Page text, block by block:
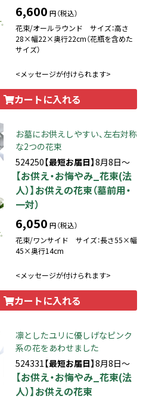
6,600 円（税込）
花束/オールラウンド サイズ：高さ
28×幅22×奥行22cm（花瓶を含めた
サイズ）
<メッセージが付けられます>
カートに入れる
お墓にお供えしやすい、左右対称
な2つの花束
524250【最短お届日】8月8日～
【お供え・お悔やみ_花束(法
人）】お供えの花束（墓前用・
一対）
6,050 円（税込）
花束/ワンサイド サイズ：長さ55×幅
45×奥行14cm
<メッセージが付けられます>
カートに入れる
凛としたユリに優しげなピンク
系の花をあわせました
524331【最短お届日】8月8日～
【お供え・お悔やみ_花束(法
人）】お供えの花束